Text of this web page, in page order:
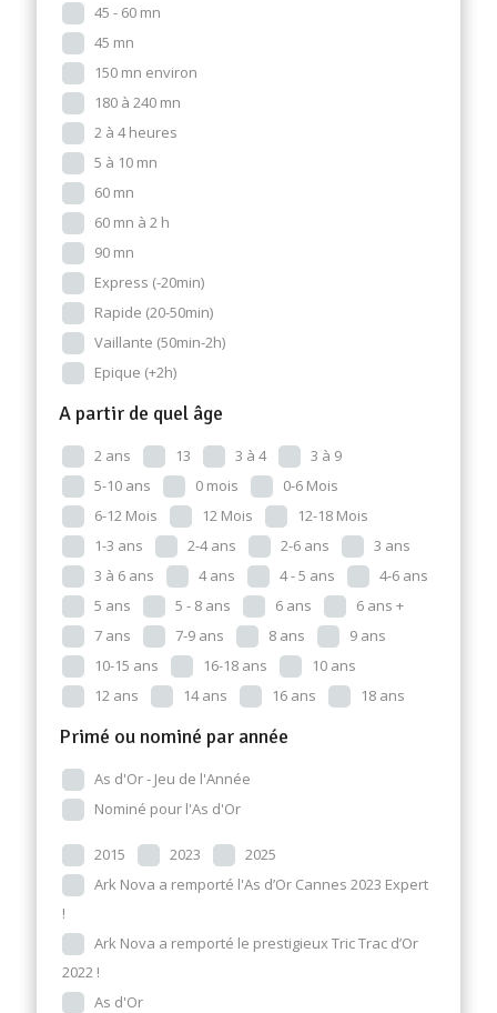
45 - 60 mn
45 mn
150 mn environ
180 à 240 mn
2 à 4 heures
5 à 10 mn
60 mn
60 mn à 2 h
90 mn
Express (-20min)
Rapide (20-50min)
Vaillante (50min-2h)
Epique (+2h)
A partir de quel âge
2 ans 13 3 à 4
3 à 9
5-10 ans
0 mois
0-6 Mois
6-12 Mois
12 Mois
12-18 Mois
1-3 ans
2-4 ans 2-6 ans
3 ans
3 à 6 ans
4 ans 4 - 5 ans
4-6 ans
5 ans
5 - 8 ans 6 ans
6 ans +
7 ans
7-9 ans 8 ans
9 ans
10-15 ans
16-18 ans
10 ans
12 ans
14 ans 16 ans 18 ans
Primé ou nominé par année
As d'Or - Jeu de l'Année
Nominé pour l'As d'Or
2015 2023
2025
Ark Nova a remporté l'As d’Or Cannes 2023 Expert
!
Ark Nova a remporté le prestigieux Tric Trac d’Or
2022 !
As d'Or